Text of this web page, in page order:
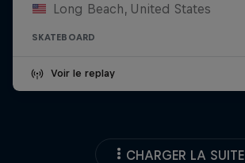
Long Beach, United States
SKATEBOARD
Voir le replay
CHARGER LA SUITE